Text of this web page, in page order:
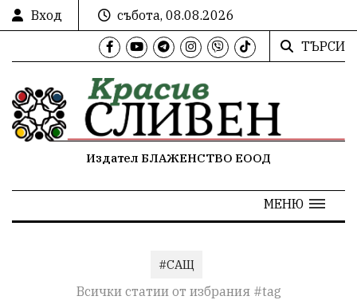
Вход
събота, 08.08.2026
ТЪРСИ
Издател БЛАЖЕНСТВО ЕООД
МЕНЮ
#САЩ
Всички статии от избрания #tag